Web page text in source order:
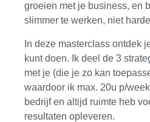
groeien met je business, en
slimmer te werken, niet
In deze masterclass ontdek
kunt doen. Ik deel de 3
met je (die je zo kan
waardoor ik max. 20u p/
bedrijf en altijd ruimte heb
resultaten opleveren.